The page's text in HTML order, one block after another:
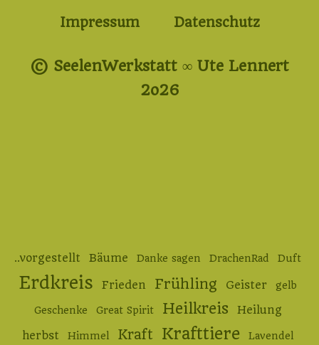
Impressum Datenschutz
© SeelenWerkstatt ∞ Ute Lennert
2o26
..vorgestellt Bäume Danke sagen DrachenRad Duft
Erdkreis Frieden Frühling Geister gelb
Geschenke Great Spirit Heilkreis
Heilung
herbst
Himmel Kraft Krafttiere Lavendel